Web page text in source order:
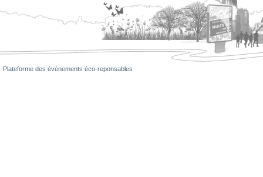
Plateforme des évènements éco-reponsables